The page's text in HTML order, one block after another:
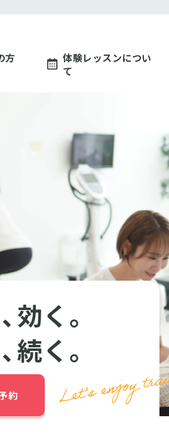
方
体験レッスンについ
て
く。
く。
約